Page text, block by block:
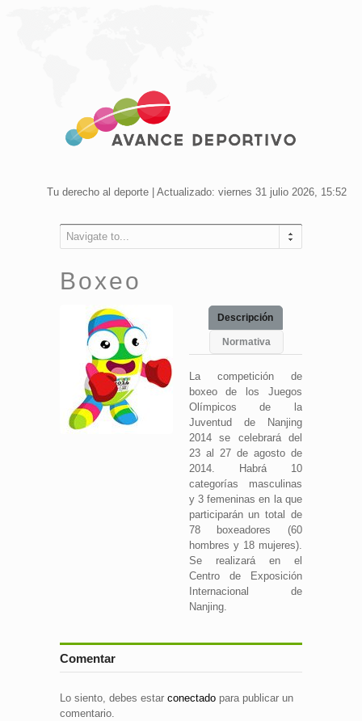
Tu derecho al deporte | Actualizado: viernes 31 julio 2026, 15:52
Navigate to...
Boxeo
Descripción
Normativa
La competición de
boxeo de los Juegos
Olímpicos de la
Juventud de Nanjing
2014 se celebrará del
23 al 27 de agosto de
2014. Habrá 10
categorías masculinas
y 3 femeninas en la que
participarán un total de
78 boxeadores (60
hombres y 18 mujeres).
Se realizará en el
Centro de Exposición
Internacional de
Nanjing.
Comentar
Lo siento, debes estar conectado para publicar un
comentario.